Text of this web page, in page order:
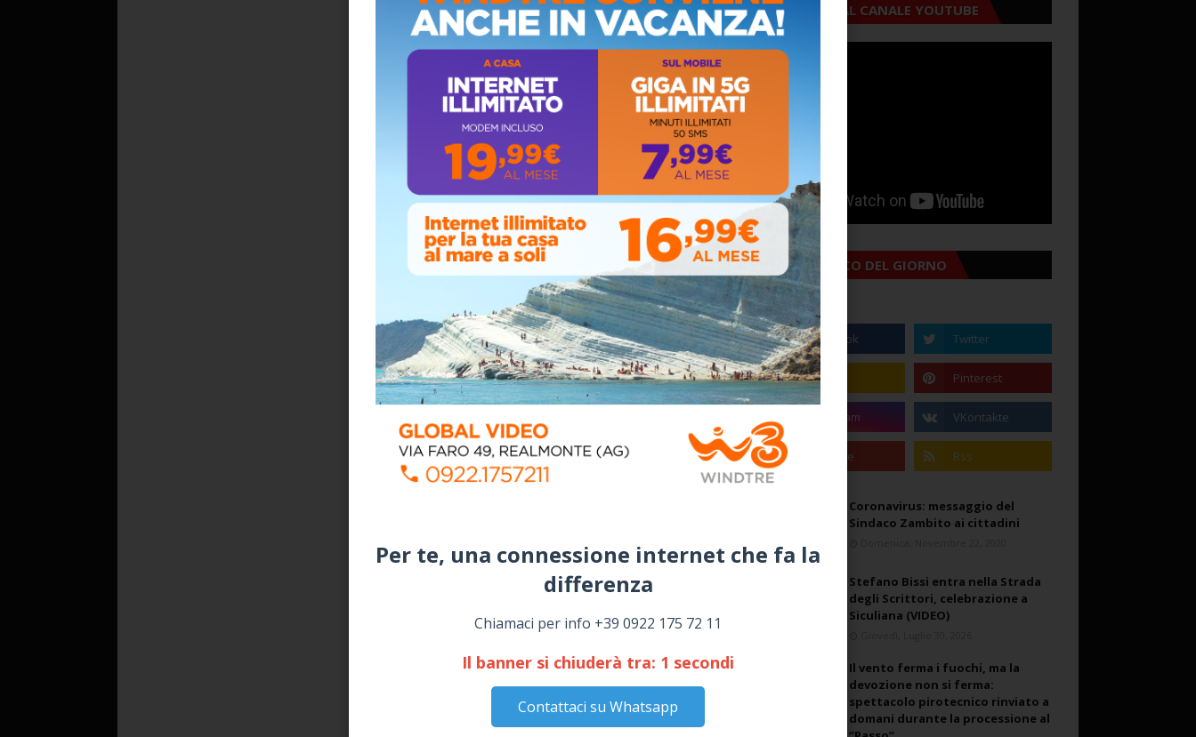
ISCRIVITI AL CANALE YOUTUBE
ALMANACCO DEL GIORNO
Coronavirus: messaggio del
Sindaco Zambito ai cittadini
Stefano Bissi entra nella Strada
degli Scrittori, celebrazione a
Siculiana (VIDEO)
Il vento ferma i fuochi, ma la
devozione non si ferma:
spettacolo pirotecnico rinviato a
domani durante la processione al